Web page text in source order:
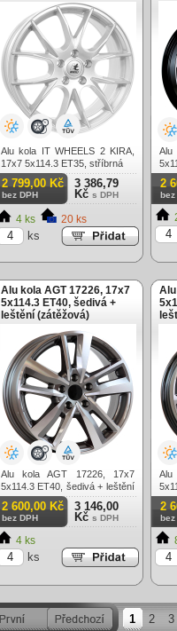
Alu kola IT WHEELS 2 KIRA,
17x7 5x114.3 ET35, stříbrná
2 799,00 Kč
bez DPH
3 386,79
Kč s DPH
4 ks 20 ks
ks
2
bez
Alu kola AGT 17226, 17x7
5x114.3 ET40, šedivá +
leštění (zátěžová)
Alu kola AGT 17226, 17x7
5x114.3 ET40, šedivá + leštění
(zátěžová)
2 600,00 Kč
bez DPH
3 146,00
Kč s DPH
4 ks
ks
2
bez
1 2 3